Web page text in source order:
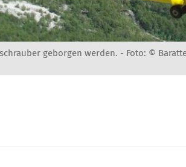
geborgen werden. - Foto: ©